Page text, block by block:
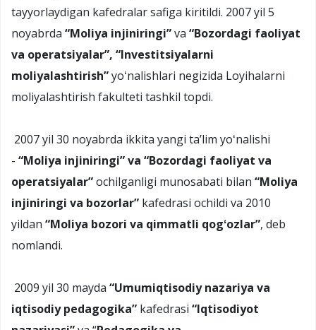
tayyorlaydigan kafedralar safiga kiritildi. 2007 yil 5
noyabrda “Moliya injiniringi”va “Bozordagi faoliyat
va operatsiyalar”, “Investitsiyalarni
moliyalashtirish”yoʻnalishlari negizida Loyihalarni
moliyalashtirish fakulteti tashkil topdi.
2007 yil 30 noyabrda ikkita yangi taʼlim yoʻnalishi
- “Moliya injiniringi” va “Bozordagi faoliyat va
operatsiyalar”ochilganligi munosabati bilan “Moliya
injiniringi va bozorlar” kafedrasi ochildi va 2010
yildan “Moliya bozori va qimmatli qogʻozlar”, deb
nomlandi.
2009 yil 30 mayda “Umumiqtisodiynazariya va
iqtisodiy pedagogika” kafedrasi “Iqtisodiyot